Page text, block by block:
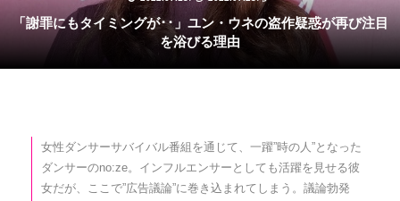
「謝罪にもタイミングが･･」ユン・ウネの盗作疑惑が再び注目
を浴びる理由
女性ダンサーサバイバル番組を通じて、一躍”時の人”となった
ダンサーのno:ze。インフルエンサーとしても活躍を見せる彼
女だが、ここで”広告議論”に巻き込まれてしまう。議論勃発